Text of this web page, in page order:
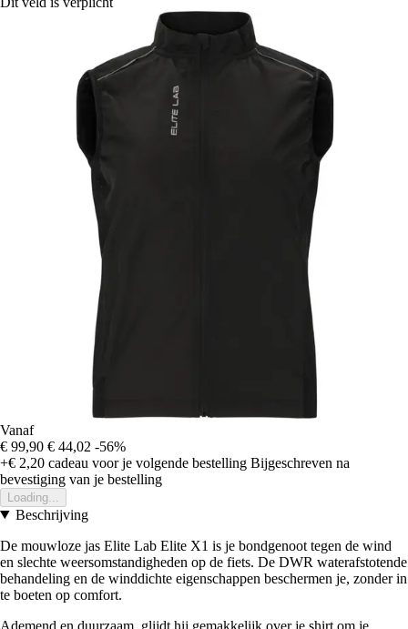
Vanaf
€ 99,90 € 44,02 -56%
+€ 2,20 cadeau voor je volgende bestelling Bijgeschreven na
bevestiging van je bestelling
Loading...
Beschrijving
De mouwloze jas Elite Lab Elite X1 is je bondgenoot tegen de wind
en slechte weersomstandigheden op de fiets. De DWR waterafstotende
behandeling en de winddichte eigenschappen beschermen je, zonder in
te boeten op comfort.
Ademend en duurzaam, glijdt hij gemakkelijk over je shirt om je